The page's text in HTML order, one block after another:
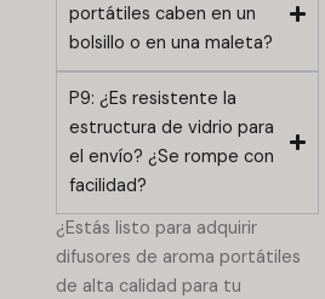
portátiles caben en un
bolsillo o en una maleta?
P9: ¿Es resistente la
estructura de vidrio para
el envío? ¿Se rompe con
facilidad?
¿Estás listo para adquirir
difusores de aroma portátiles
de alta calidad para tu